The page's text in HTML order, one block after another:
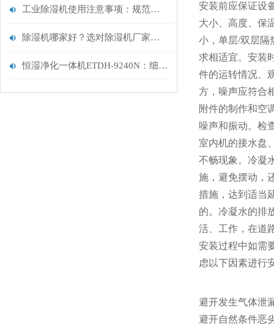
工业除湿机使用注意事项：规范操作，保障生产环境稳定
除湿机哪家好？选对除湿机厂家很重要
恒湿净化一体机ETDH-9240N：细分领域需求爆发下的行业革新者
安装前应保证设
大小、高度、保
小，单层/双层隔
求相适宜。安装
件的运转情况、
方，噪声应符合
附件的制作和空
噪声和振动。检
室内机的接水盘
不畅现象。冷凝
施，避免摆动，
措施，达到适当
的。 冷凝水的排
活、工作，在道
安装过程中如需
虑以下因素进行
避开发生气体泄
避开自然条件恶